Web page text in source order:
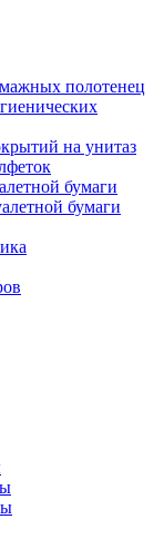
полотенец
на унитаз
бумаги
бумаги